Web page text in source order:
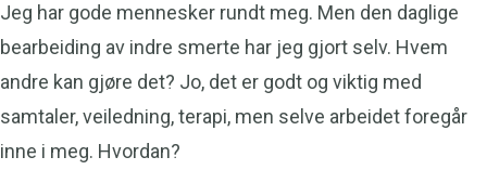
Jeg har gode mennesker rundt meg. Men den daglige
bearbeiding av indre smerte har jeg gjort selv. Hvem
andre kan gjøre det? Jo, det er godt og viktig med
samtaler, veiledning, terapi, men selve arbeidet foregår
inne i meg. Hvordan?